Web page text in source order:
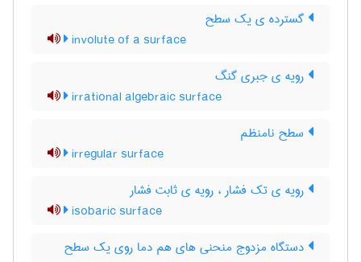
گسترده ی یک سطح
involute of a surface
رویه ی جبری گنگ
irrational algebraic surface
سطح نامنظم
irregular surface
رویه ی تک فشار ، رویه ی ثابت فشار
isobaric surface
دستگاه مزدوج منحنی های هم دما روی یک سطح